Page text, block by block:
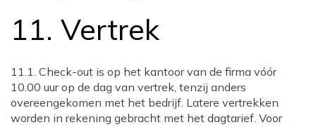
11. Vertrek
11.1. Check-out is op het kantoor van de firma vóór
10.00 uur op de dag van vertrek, tenzij anders
overeengekomen met het bedrijf. Latere vertrekken
worden in rekening gebracht met het dagtarief. Voor